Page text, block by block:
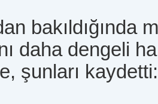
bakıldığında
daha dengeli
şunları kaydetti: